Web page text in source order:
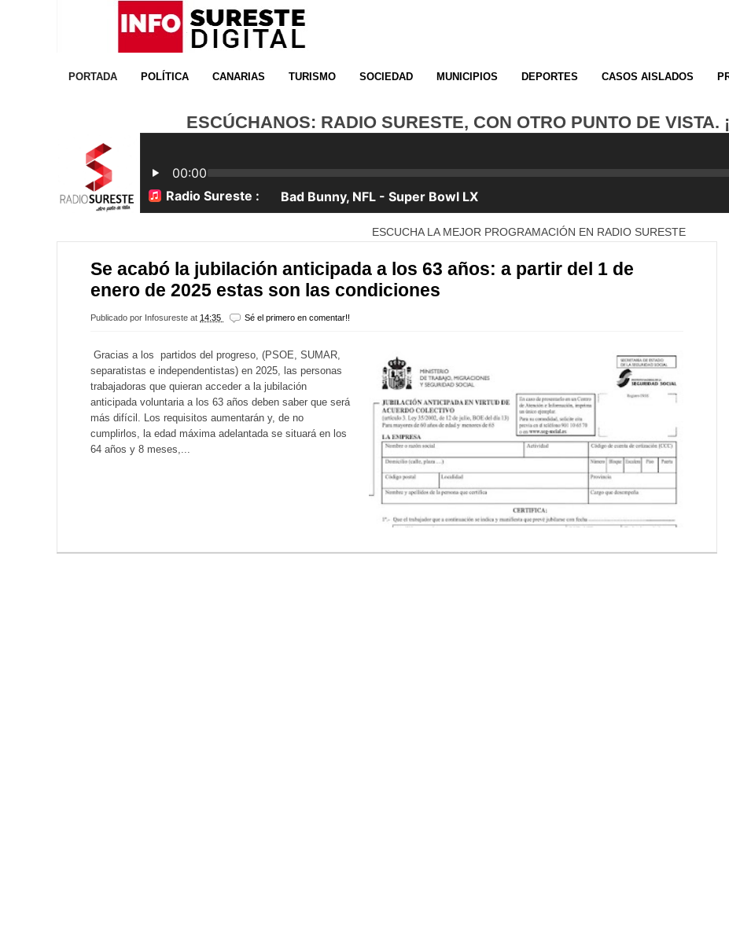
PORTADA POLÍTICA CANARIAS TURISMO SOCIEDAD MUNICIPIOS DEPORTES CASOS AISLADOS
ESCÚCHANOS: RADIO SURESTE, CON OTRO PUNTO DE VISTA.
ESCUCHA LA MEJOR PROGRAMACIÓN EN RADIO SURESTE
Se acabó la jubilación anticipada a los 63 años: a partir del 1 de
enero de 2025 estas son las condiciones
Publicado por Infosureste at 14:35 Sé el primero en comentar!!
Gracias a los partidos del progreso, (PSOE, SUMAR,
separatistas e independentistas) en 2025, las personas
trabajadoras que quieran acceder a la jubilación
anticipada voluntaria a los 63 años deben saber que será
más difícil. Los requisitos aumentarán y, de no
cumplirlos, la edad máxima adelantada se situará en los
64 años y 8 meses,...